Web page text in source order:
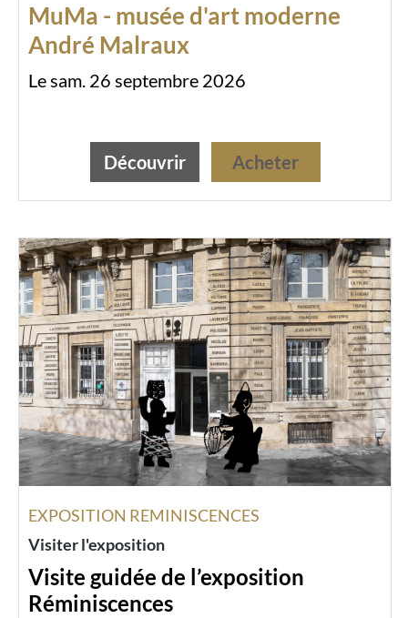
MuMa - musée d'art moderne
André Malraux
Le sam. 26 septembre 2026
Découvrir Acheter
EXPOSITION REMINISCENCES
Visiter l'exposition
Visite guidée de l’exposition
Réminiscences